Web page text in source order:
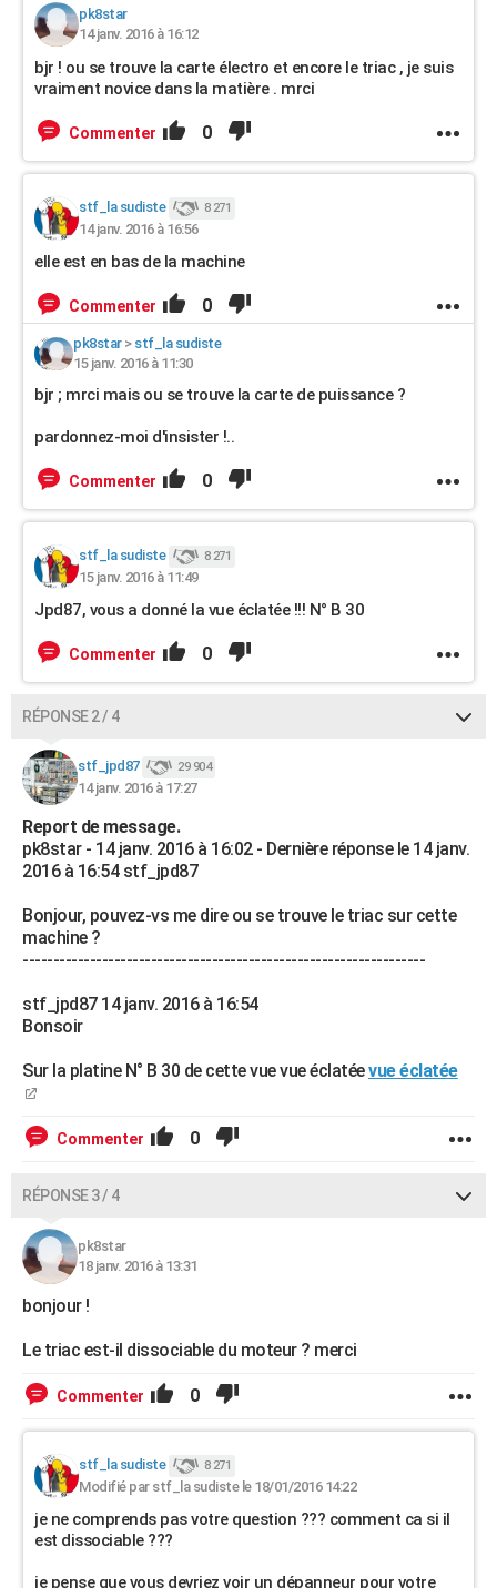
pk8star
14 janv. 2016 à 16:12
bjr ! ou se trouve la carte électro et encore le triac , je suis
vraiment novice dans la matière . mrci
Commenter 0
stf_la sudiste 8 271
14 janv. 2016 à 16:56
elle est en bas de la machine
Commenter 0
pk8star> stf_la sudiste
15 janv. 2016 à 11:30
bjr ; mrci mais ou se trouve la carte de puissance ?
pardonnez-moi d'insister !..
Commenter 0
stf_la sudiste 8 271
15 janv. 2016 à 11:49
Jpd87, vous a donné la vue éclatée !!! N° B 30
Commenter 0
RÉPONSE 2 / 4
stf_jpd87 29 904
14 janv. 2016 à 17:27
Report de message.
pk8star - 14 janv. 2016 à 16:02 - Dernière réponse le 14 janv.
2016 à 16:54 stf_jpd87
Bonjour, pouvez-vs me dire ou se trouve le triac sur cette
machine ?
------------------------------------------------------------------
stf_jpd87 14 janv. 2016 à 16:54
Bonsoir
Sur la platine N° B 30 de cette vue vue éclatéevue éclatée
Commenter 0
RÉPONSE 3 / 4
pk8star
18 janv. 2016 à 13:31
bonjour !
Le triac est-il dissociable du moteur ? merci
Commenter 0
stf_la sudiste 8 271
Modifié par stf_la sudiste le 18/01/2016 14:22
je ne comprends pas votre question ??? comment ca si il
est dissociable ???
je pense que vous devriez voir un dépanneur pour votre